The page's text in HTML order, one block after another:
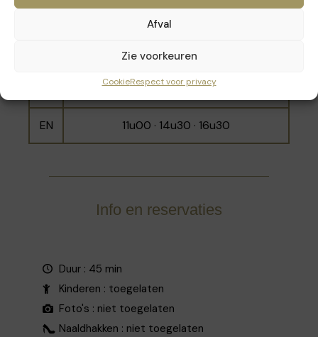
Afval
Zie voorkeuren
CookieRespect voor privacy
Taal Tijdstippen
17u00
10u00 - 12u00 - 15u30
EN 11u00 · 14u30 · 16u30
Info en reservaties
Duur : 45 min
Kinderen : toegelaten
Foto's : niet toegelaten
Naaldhakken : niet toegelaten